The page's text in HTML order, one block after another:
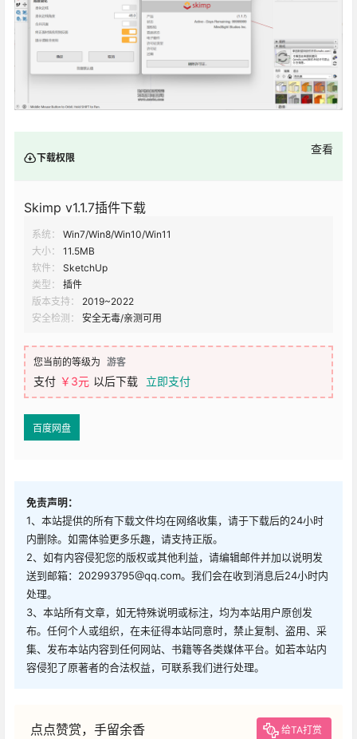
下载权限
查看
Skimp v1.1.7插件下载
系统：
Win7/Win8/Win10/Win11
大小：
11.5MB
软件：
SketchUp
类型：
插件
版本支持：
2019~2022
安全检测：
安全无毒/亲测可用
您当前的等级为 游客
支付 ￥3元 以后下载 立即支付
百度网盘
免责声明：
1、本站提供的所有下载文件均在网络收集，请于下载后的24小时
内删除。如需体验更多乐趣，请支持正版。
2、如有内容侵犯您的版权或其他利益，请编辑邮件并加以说明发
送到邮箱：202993795@qq.com。我们会在收到消息后24小时内
处理。
3、本站所有文章，如无特殊说明或标注，均为本站用户原创发
布。任何个人或组织，在未征得本站同意时，禁止复制、盗用、采
集、发布本站内容到任何网站、书籍等各类媒体平台。如若本站内
容侵犯了原著者的合法权益，可联系我们进行处理。
点点赞赏，手留余香 给TA打赏